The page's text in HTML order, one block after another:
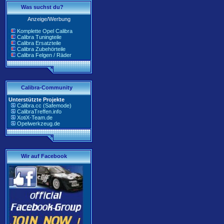
Was suchst du?
Anzeige/Werbung
Komplette Opel Calibra
Calibra Tuningteile
Calibra Ersatzteile
Calibra Zubehörteile
Calibra Felgen / Räder
Calibra-Community
Unterstützte Projekte
Calibra.cc (Safemode)
CalibraTreffen.info
XotiX-Team.de
Opelwerkzeug.de
Wir auf Facebook